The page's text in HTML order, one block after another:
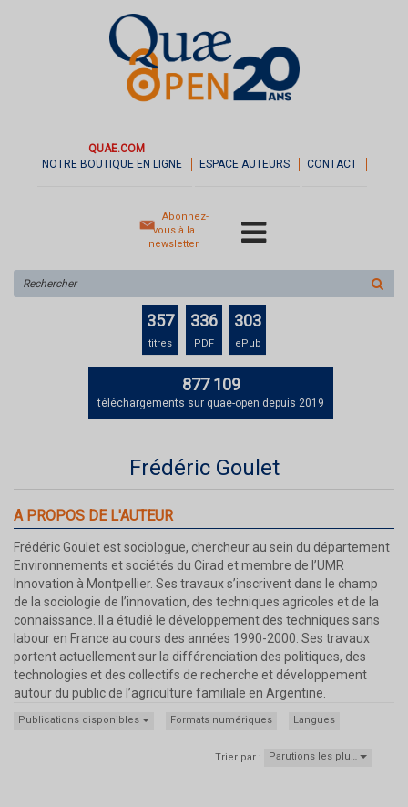
QUAE.COM
NOTRE BOUTIQUE EN LIGNE
ESPACE AUTEURS CONTACT
Abonnez-
vous à la
newsletter
sur
le
357
titres
336
PDF
303
ePub
877 109
téléchargements sur quae-open depuis 2019
Frédéric Goulet
A PROPOS DE L'AUTEUR
Frédéric Goulet est sociologue, chercheur au sein du département
Environnements et sociétés du Cirad et membre de l’UMR
Innovation à Montpellier. Ses travaux s’inscrivent dans le champ
de la sociologie de l’innovation, des techniques agricoles et de la
connaissance. Il a étudié le développement des techniques sans
labour en France au cours des années 1990-2000. Ses travaux
portent actuellement sur la différenciation des politiques, des
technologies et des collectifs de recherche et développement
autour du public de l’agriculture familiale en Argentine.
Publications disponibles Formats numériques Langues
Trier par : Parutions les plu…